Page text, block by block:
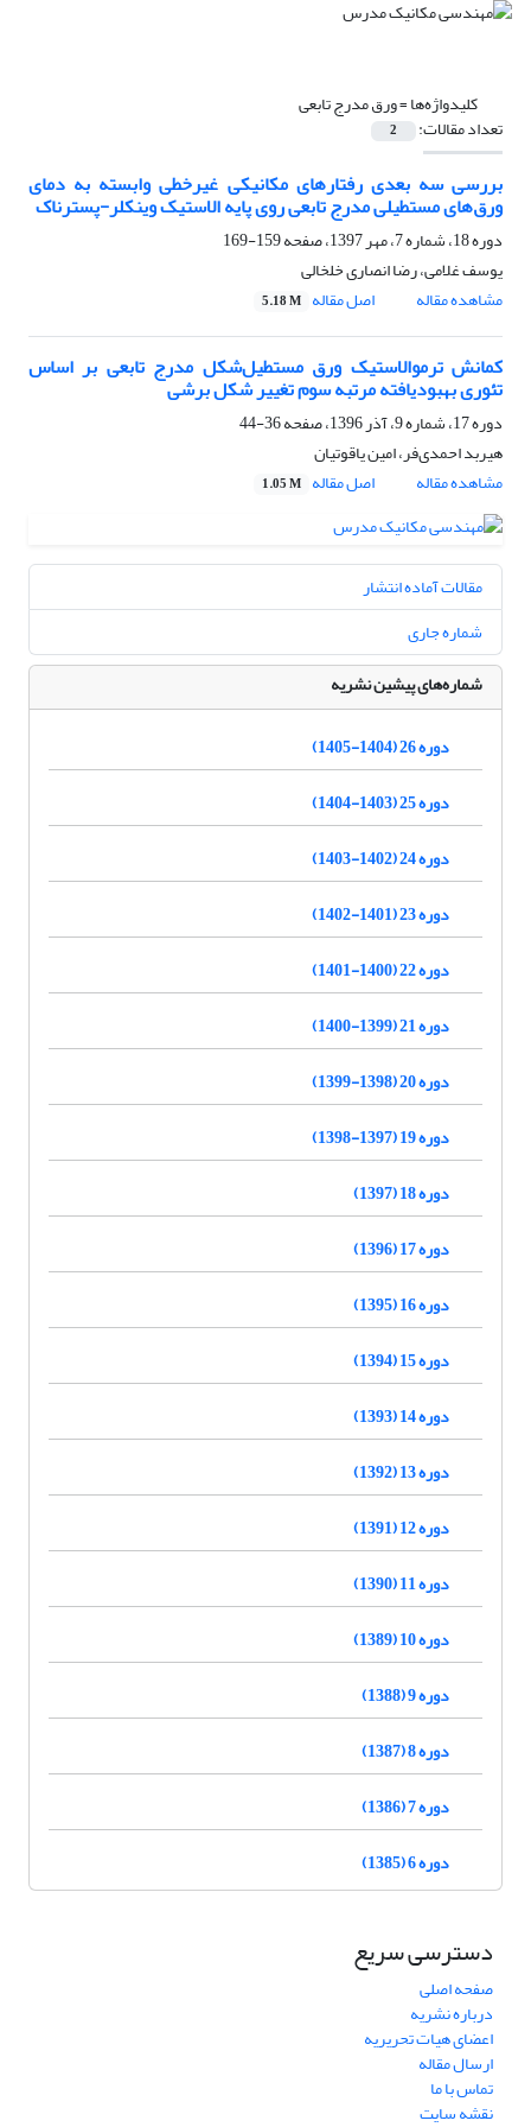
کلیدواژه‌ها =ورق مدرج تابعی
تعداد مقالات: 2
بررسی سه بعدی رفتارهای مکانیکی غیرخطی وابسته به دمای
ورق‌های مستطیلی مدرج تابعی روی پایه الاستیک وینکلر-پسترناک
دوره 18، شماره 7، مهر 1397، صفحه
159-169
یوسف غلامی، رضا انصاری خلخالی
مشاهده مقاله
اصل مقاله 5.18 M
کمانش ترموالاستیک ورق مستطیل‌شکل مدرج تابعی بر اساس
تئوری بهبودیافته مرتبه سوم تغییر شکل برشی
دوره 17، شماره 9، آذر 1396، صفحه
36-44
هیربد احمدی‌فر، امین یاقوتیان
مشاهده مقاله
اصل مقاله 1.05 M
مقالات آماده انتشار
شماره جاری
شماره‌های پیشین نشریه
دوره 26 (1404-1405)
دوره 25 (1403-1404)
دوره 24 (1402-1403)
دوره 23 (1401-1402)
دوره 22 (1400-1401)
دوره 21 (1399-1400)
دوره 20 (1398-1399)
دوره 19 (1397-1398)
دوره 18 (1397)
دوره 17 (1396)
دوره 16 (1395)
دوره 15 (1394)
دوره 14 (1393)
دوره 13 (1392)
دوره 12 (1391)
دوره 11 (1390)
دوره 10 (1389)
دوره 9 (1388)
دوره 8 (1387)
دوره 7 (1386)
دوره 6 (1385)
دسترسی سریع
صفحه اصلی
درباره نشریه
اعضای هیات تحریریه
ارسال مقاله
تماس با ما
نقشه سایت